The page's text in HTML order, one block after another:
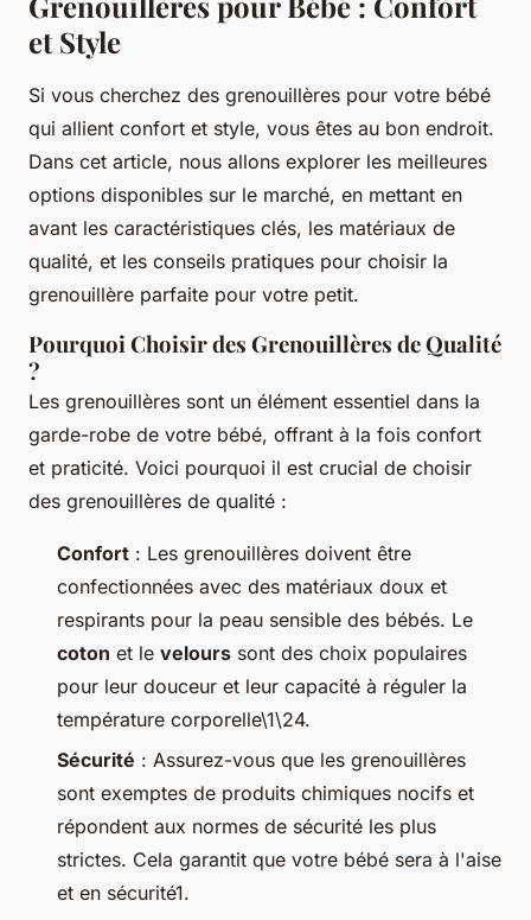
et Style
Si vous cherchez des grenouillères pour votre bébé
qui allient confort et style, vous êtes au bon endroit.
Dans cet article, nous allons explorer les meilleures
options disponibles sur le marché, en mettant en
avant les caractéristiques clés, les matériaux de
qualité, et les conseils pratiques pour choisir la
grenouillère parfaite pour votre petit.
Pourquoi Choisir des Grenouillères de Qualité
?
Les grenouillères sont un élément essentiel dans la
garde-robe de votre bébé, offrant à la fois confort
et praticité. Voici pourquoi il est crucial de choisir
des grenouillères de qualité :
Confort : Les grenouillères doivent être
confectionnées avec des matériaux doux et
respirants pour la peau sensible des bébés. Le
coton et le velours sont des choix populaires
pour leur douceur et leur capacité à réguler la
température corporelle\1\24.
Sécurité : Assurez-vous que les grenouillères
sont exemptes de produits chimiques nocifs et
répondent aux normes de sécurité les plus
strictes. Cela garantit que votre bébé sera à l'aise
et en sécurité1.